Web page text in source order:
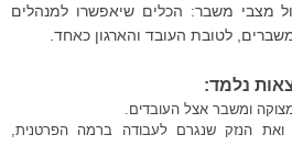
מצבי משבר: הכלים שיאפשרו למנהלים
לטובת העובד והארגון כאחד.
נלמד:
ומשבר אצל העובדים.
הנזק שנגרם לעבודה ברמה הפרטנית,